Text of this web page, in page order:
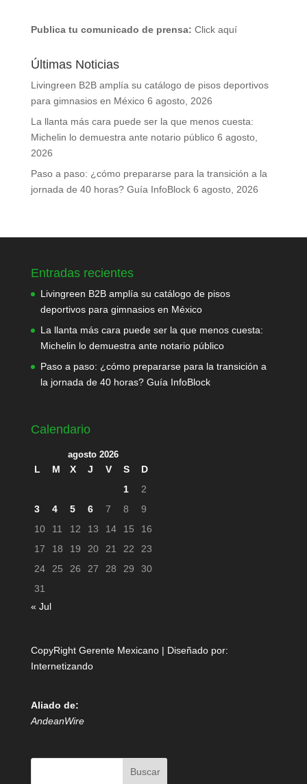
Publica tu comunicado de prensa: Click aquí
Últimas Noticias
Livingreen B2B amplía su catálogo de pisos deportivos
para gimnasios en México 6 agosto, 2026
La llanta más cara puede ser la que menos cuesta:
Michelin lo demuestra ante notario público 6 agosto,
2026
Paso a paso: ¿cómo prepararse para la transición a la
jornada de 40 horas? Guía InfoBlock 6 agosto, 2026
Entradas recientes
Livingreen B2B amplía su catálogo de pisos
deportivos para gimnasios en México
La llanta más cara puede ser la que menos cuesta:
Michelin lo demuestra ante notario público
Paso a paso: ¿cómo prepararse para la transición a
la jornada de 40 horas? Guía InfoBlock
Calendario
agosto 2026
L M X J V S
D
1
2
3
4 5 6 7 8
9
10
11 12 13 14 15
16
17
18 19 20 21 22
23
24
25 26 27 28 29
30
31
« Jul
CopyRight Gerente Mexicano | Diseñado por:
Internetizando
Aliado de:
AndeanWire